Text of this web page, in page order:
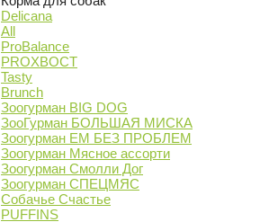
Delicana
All
ProBalance
PROХВОСТ
Tasty
Brunch
Зоогурман BIG DOG
ЗооГурман БОЛЬШАЯ МИСКА
Зоогурман ЕМ БЕЗ ПРОБЛЕМ
Зоогурман Мясное ассорти
Зоогурман Смолли Дог
Зоогурман СПЕЦМЯС
Собачье Счастье
PUFFINS